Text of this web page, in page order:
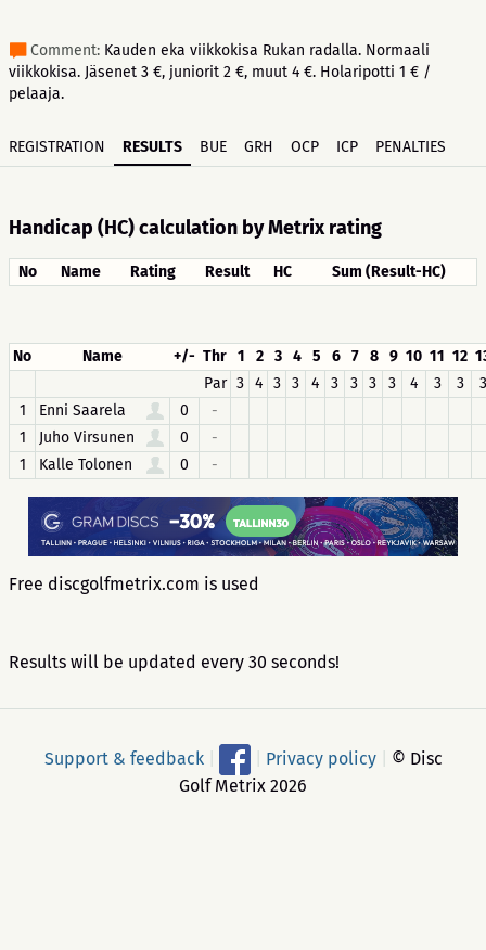
Comment: Kauden eka viikkokisa Rukan radalla. Normaali
viikkokisa. Jäsenet 3 €, juniorit 2 €, muut 4 €. Holaripotti 1 € /
pelaaja.
REGISTRATION RESULTS BUE GRH OCP ICP PENALTIES
Handicap (HC) calculation by Metrix rating
No Name Rating Result HC Sum (Result-HC)
No Name +/- Thr 1 2 3 4 5 6 7 8 9 10 11 12
Par 3 4 3 3 4 3 3 3 3 4 3 3
3
1
Enni Saarela 0
-
1
Juho Virsunen 0
-
1
Kalle Tolonen 0 -
Free discgolfmetrix.com is used
Results will be updated every 30 seconds!
Support & feedback Privacy policy
© Disc
Golf Metrix 2026